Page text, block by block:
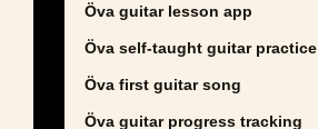
Öva guitar lesson app
Öva self-taught guitar practice
Öva first guitar song
Öva guitar progress tracking